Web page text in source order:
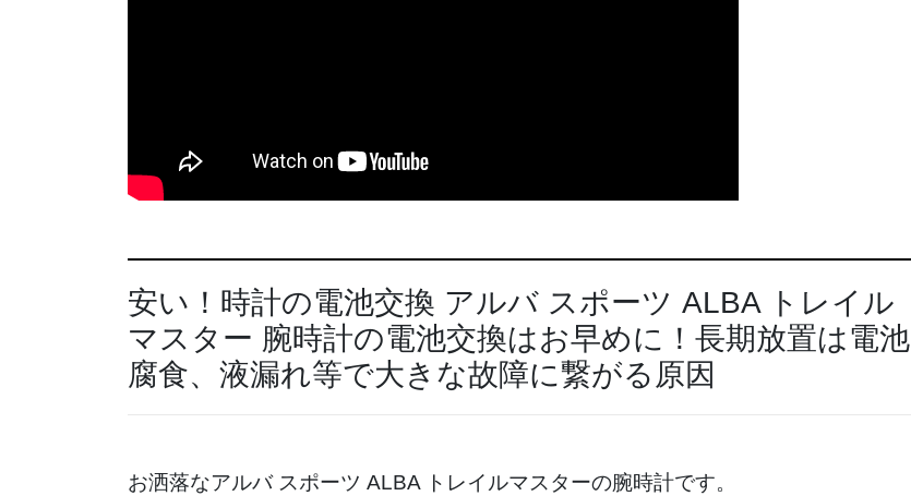
安い！時計の電池交換 アルバ スポーツ ALBA トレイル
マスター 腕時計の電池交換はお早めに！長期放置は電池
腐食、液漏れ等で大きな故障に繋がる原因
お洒落なアルバ スポーツ ALBA トレイルマスターの腕時計です。